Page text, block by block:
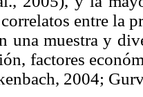
entre la
una muestra y
factores
2004;